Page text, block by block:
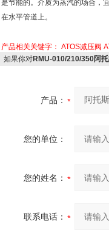
是节能的。介质为蒸汽的场合，
在水平管道上。
产品相关关键字： ATOS减压阀
如果你对RMU-010/210/350阿
产品：
您的单位：
您的姓名：
联系电话：